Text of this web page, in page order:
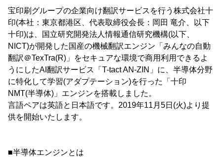
宝印刷グループの企業向け翻訳サービスを行う株式会社十
印(本社：東京都港区、代表取締役会長：岡田 竜介、以下
十印)は、国立研究開発法人情報通信研究機構(以下、
NICT)が開発した国産の機械翻訳エンジン「みんなの自動
翻訳＠TexTra(R)」をセキュアな環境で商用利用できるよ
うにしたAI翻訳サービス「T-tact AN-ZIN」に、半導体分野
に特化して学習(アダプテーション)を行った「十印
NMT(半導体)」エンジンを搭載しました。
言語ペアは英語と日本語です。2019年11月5日(火)より提
供を開始いたします。
■半導体エンジンとは